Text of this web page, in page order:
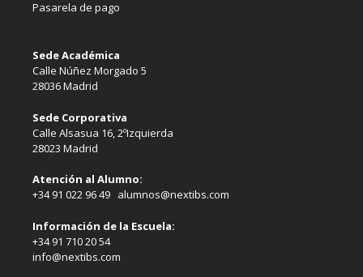
Pasarela de pago
Sede Académica
Calle Núñez Morgado 5
28036 Madrid
Sede Corporativa
Calle Alsasua 16, 2ºIzquierda
28023 Madrid
Atención al Alumno:
+34 91 022 96 49 alumnos@nextibs.com
Información de la Escuela:
+34 91 710 20 54
info@nextibs.com